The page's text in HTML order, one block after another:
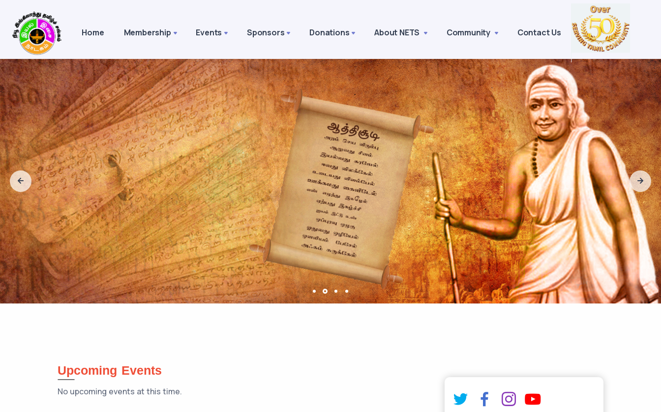
Home Membership Events Sponsors Donations About NETS Community Contact Us
Upcoming Events
No upcoming events at this time.